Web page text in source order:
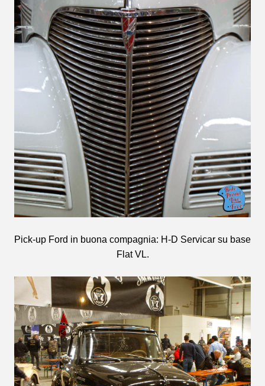
Pick-up Ford in buona compagnia: H-D Servicar su base
Flat VL.